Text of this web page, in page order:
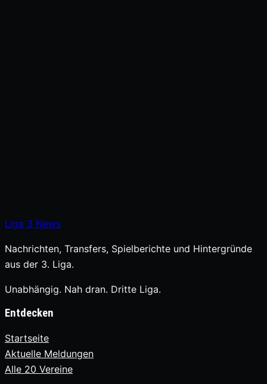
Liga 3 News
Nachrichten, Transfers, Spielberichte und Hintergründe
aus der 3. Liga.
Unabhängig. Nah dran. Dritte Liga.
Entdecken
Startseite
Aktuelle Meldungen
Alle 20 Vereine